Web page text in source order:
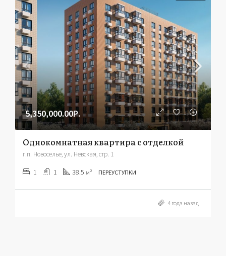
5,350,000.00Р.
Однокомнатная квартира с отделкой
г.п. Новоселье, ул. Невская, стр. 1
1 1 38.5 м² ПЕРЕУСТУПКИ
4 года назад